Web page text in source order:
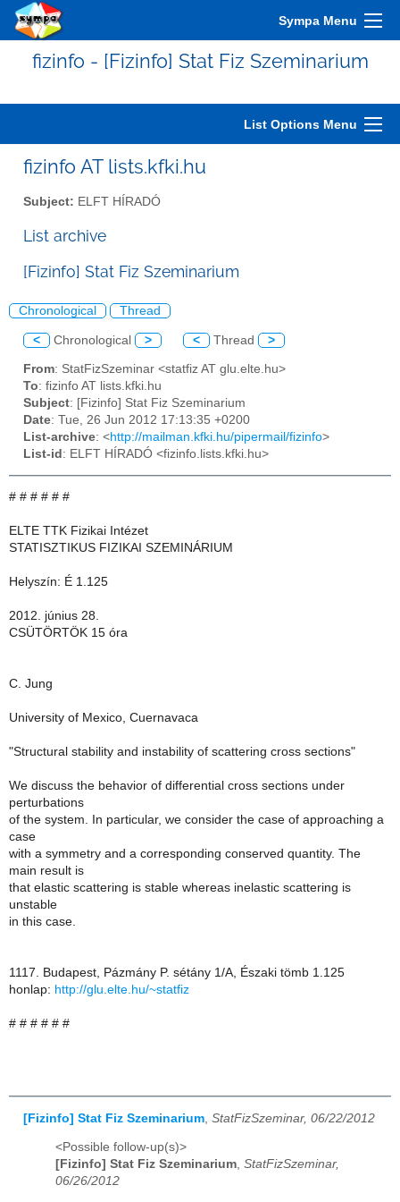
Sympa Menu
fizinfo - [Fizinfo] Stat Fiz Szeminarium
List Options Menu
fizinfo AT lists.kfki.hu
Subject: ELFT HÍRADÓ
List archive
[Fizinfo] Stat Fiz Szeminarium
Chronological Thread
< Chronological > < Thread >
From: StatFizSzeminar <statfiz AT glu.elte.hu>
To: fizinfo AT lists.kfki.hu
Subject: [Fizinfo] Stat Fiz Szeminarium
Date: Tue, 26 Jun 2012 17:13:35 +0200
List-archive: <http://mailman.kfki.hu/pipermail/fizinfo>
List-id : ELFT HÍRADÓ <fizinfo.lists.kfki.hu>
# # # # # #
ELTE TTK Fizikai Intézet
STATISZTIKUS FIZIKAI SZEMINÁRIUM
Helyszín: É 1.125
2012. június 28.
CSÜTÖRTÖK 15 óra
C. Jung
University of Mexico, Cuernavaca
"Structural stability and instability of scattering cross sections"
We discuss the behavior of differential cross sections under
perturbations
of the system. In particular, we consider the case of approaching a
case
with a symmetry and a corresponding conserved quantity. The
main result is
that elastic scattering is stable whereas inelastic scattering is
unstable
in this case.
1117. Budapest, Pázmány P. sétány 1/A, Északi tömb 1.125
honlap: http://glu.elte.hu/~statfiz
# # # # # #
[Fizinfo] Stat Fiz Szeminarium StatFizSzeminar, 06/22/2012
<Possible follow-up(s)>
[Fizinfo] Stat Fiz Szeminarium, StatFizSzeminar,
06/26/2012